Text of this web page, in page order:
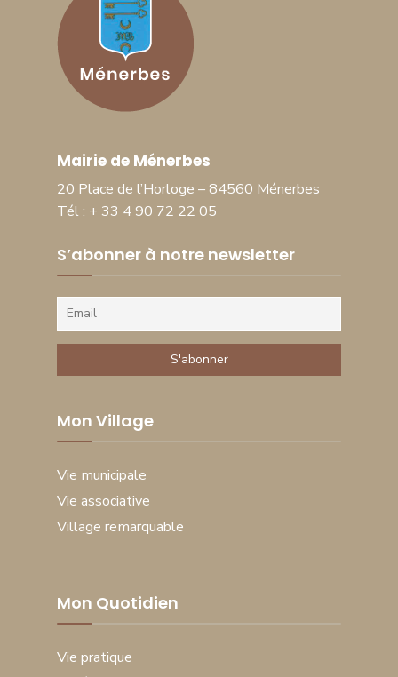
Mairie de Ménerbes
20 Place de l’Horloge – 84560 Ménerbes
Tél : + 33 4 90 72 22 05
S’abonner à notre newsletter
Mon Village
Vie municipale
Vie associative
Village remarquable
Mon Quotidien
Vie pratique